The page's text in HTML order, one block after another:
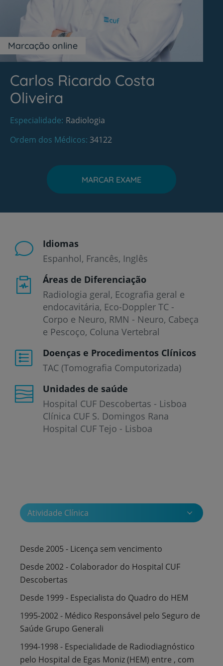
Marcação online
Carlos Ricardo Costa
Oliveira
Especialidade Radiologia
Ordem dos Médicos 34122
MARCAR EXAME
Idiomas
Espanhol Francês Inglês
Áreas de Diferenciação
Radiologia geral, Ecografia geral e
endocavitária, Eco-Doppler TC -
Corpo e Neuro, RMN - Neuro, Cabeça
e Pescoço, Coluna Vertebral
Doenças e Procedimentos Clínicos
TAC (Tomografia Computorizada)
Unidades de saúde
Hospital CUF Descobertas - Lisboa
Clínica CUF S. Domingos Rana
Hospital CUF Tejo - Lisboa
Atividade Clínica
Desde 2005 - Licença sem vencimento
Desde 2002 - Colaborador do Hospital CUF
Descobertas
Desde 1999 - Especialista do Quadro do HEM
1995-2002 - Médico Responsável pelo Seguro de
Saúde Grupo Generali
1994-1998 - Especialidade de Radiodiagnóstico
pelo Hospital de Egas Moniz (HEM) entre , com